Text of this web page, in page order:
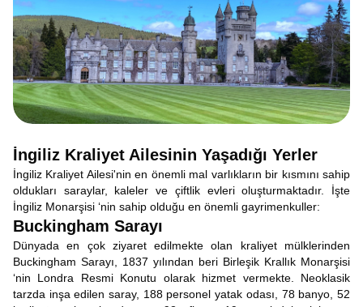
İngiliz Kraliyet Ailesinin Yaşadığı Yerler
İngiliz Kraliyet Ailesi'nin en önemli mal varlıkların bir kısmını sahip
oldukları saraylar, kaleler ve çiftlik evleri oluşturmaktadır. İşte
İngiliz Monarşisi ‘nin sahip olduğu en önemli gayrimenkuller:
Buckingham Sarayı
Dünyada en çok ziyaret edilmekte olan kraliyet mülklerinden
Buckingham Sarayı, 1837 yılından beri Birleşik Krallık Monarşisi
‘nin Londra Resmi Konutu olarak hizmet vermekte. Neoklasik
tarzda inşa edilen saray, 188 personel yatak odası, 78 banyo, 52